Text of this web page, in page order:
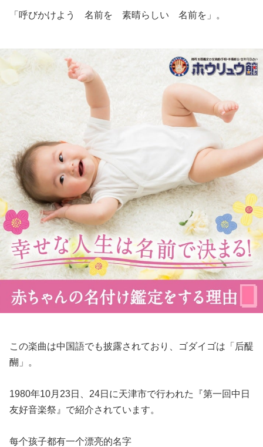
「呼びかけよう 名前を 素晴らしい 名前を」。
この楽曲は中国語でも披露されており、ゴダイゴは「后醍
醐」。
1980年10月23日、24日に天津市で行われた『第一回中日
友好音楽祭』で紹介されています。
每个孩子都有一个漂亮的名字